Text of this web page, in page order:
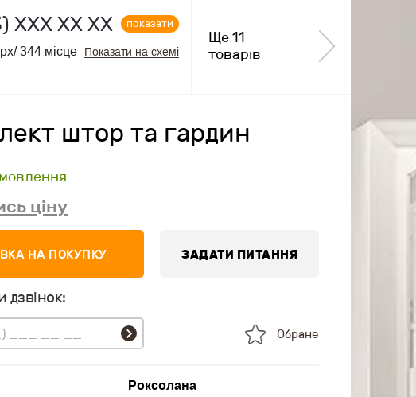
ХХХ ХХ ХХ показати
344 місце Показати на схемі
Ще 11
товарів
штор та гардин
ціну
НА ПОКУПКУ ЗАДАТИ ПИТАННЯ
дзвінок:
Обране
Роксолана